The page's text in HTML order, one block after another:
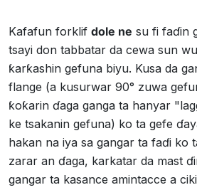
Kafafun forklif dole ne su fi faɗin
tsayi don tabbatar da cewa sun
ƙarƙashin gefuna biyu. Kusa da
flange (a kusurwar 90° zuwa
ƙoƙarin ɗaga ganga ta hanyar
ke tsakanin gefuna) ko ta gefe
hakan na iya sa gangar ta faɗi ko
zarar an ɗaga, karkatar da mast
gangar ta kasance amintacce a